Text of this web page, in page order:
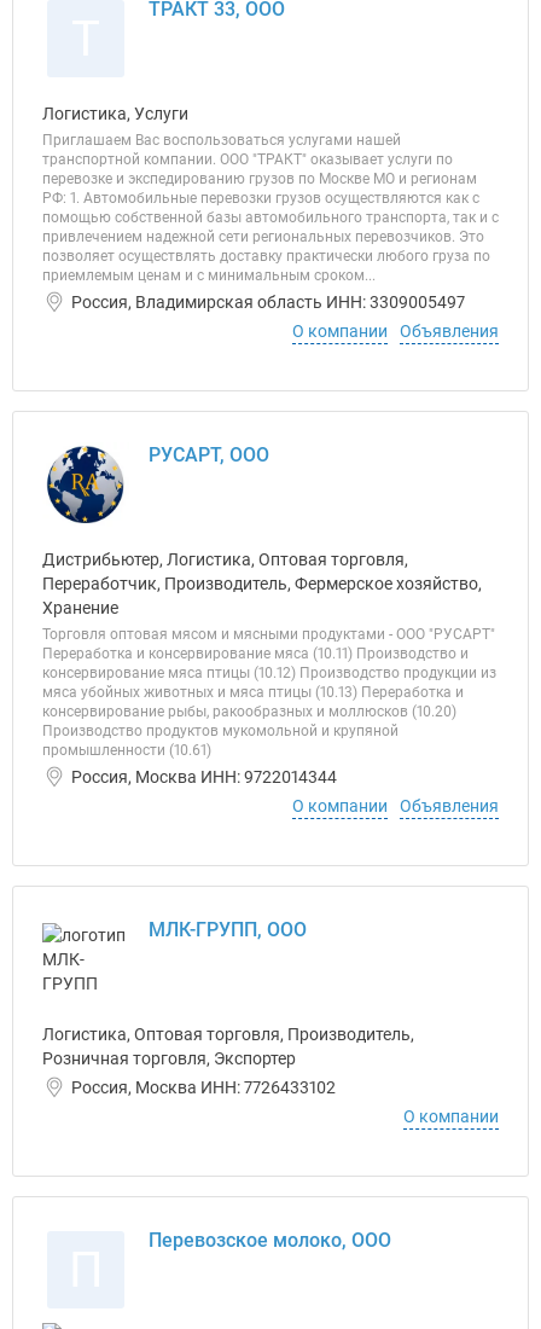
ТРАКТ 33, ООО
Логистика, Услуги
Приглашаем Вас воспользоваться услугами нашей
транспортной компании. ООО "ТРАКТ" оказывает услуги по
перевозке и экспедированию грузов по Москве МО и регионам
РФ: 1. Автомобильные перевозки грузов осуществляются как с
помощью собственной базы автомобильного транспорта, так и с
привлечением надежной сети региональных перевозчиков. Это
позволяет осуществлять доставку практически любого груза по
приемлемым ценам и с минимальным сроком...
Россия, Владимирская область ИНН: 3309005497
О компании
Объявления
РУСАРТ, ООО
Дистрибьютер, Логистика, Оптовая торговля,
Переработчик, Производитель, Фермерское хозяйство,
Хранение
Торговля оптовая мясом и мясными продуктами - ООО "РУСАРТ"
Переработка и консервирование мяса (10.11) Производство и
консервирование мяса птицы (10.12) Производство продукции из
мяса убойных животных и мяса птицы (10.13) Переработка и
консервирование рыбы, ракообразных и моллюсков (10.20)
Производство продуктов мукомольной и крупяной
промышленности (10.61)
Россия, Москва ИНН: 9722014344
О компании
Объявления
МЛК-ГРУПП, ООО
Логистика, Оптовая торговля, Производитель,
Розничная торговля, Экспортер
Россия, Москва ИНН: 7726433102
О компании
Перевозское молоко, ООО